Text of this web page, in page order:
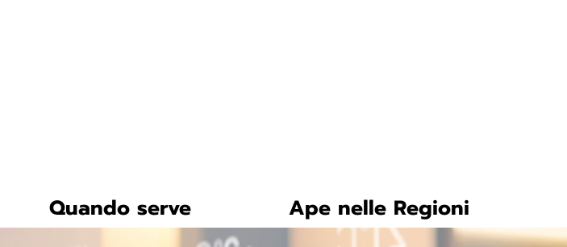
Quando serve Ape nelle Regioni